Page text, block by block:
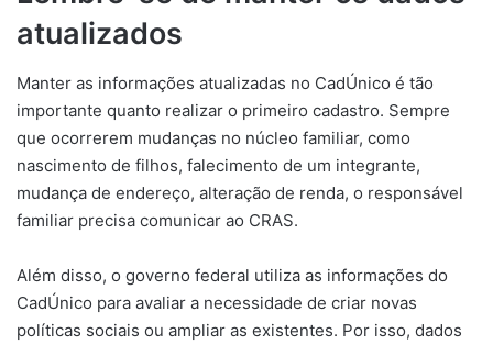
atualizados
Manter as informações atualizadas no CadÚnico é tão
importante quanto realizar o primeiro cadastro. Sempre
que ocorrerem mudanças no núcleo familiar, como
nascimento de filhos, falecimento de um integrante,
mudança de endereço, alteração de renda, o responsável
familiar precisa comunicar ao CRAS.
Além disso, o governo federal utiliza as informações do
CadÚnico para avaliar a necessidade de criar novas
políticas sociais ou ampliar as existentes. Por isso, dados